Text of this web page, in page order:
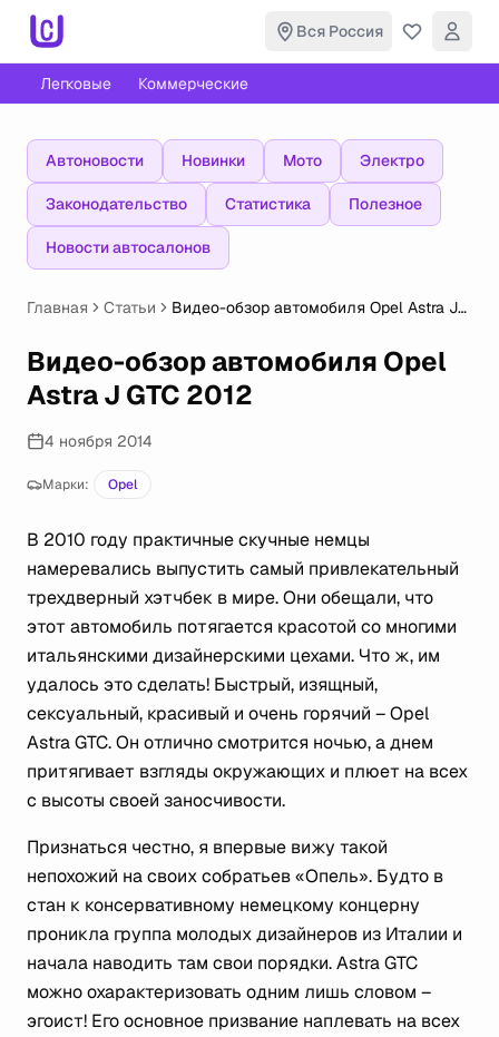
Вся Россия
Легковые Коммерческие
Автоновости Новинки Мото Электро
Законодательство Статистика Полезное
Новости автосалонов
Главная Статьи
Видео-обзор автомобиля Opel Astra J
Видео-обзор автомобиля Opel
Astra J GTC 2012
4 ноября 2014
Марки: Opel
В 2010 году практичные скучные немцы
намеревались выпустить самый привлекательный
трехдверный хэтчбек в мире. Они обещали, что
этот автомобиль потягается красотой со многими
итальянскими дизайнерскими цехами. Что ж, им
удалось это сделать! Быстрый, изящный,
сексуальный, красивый и очень горячий – Opel
Astra GTC. Он отлично смотрится ночью, а днем
притягивает взгляды окружающих и плюет на всех
с высоты своей заносчивости.
Признаться честно, я впервые вижу такой
непохожий на своих собратьев «Опель». Будто в
стан к консервативному немецкому концерну
проникла группа молодых дизайнеров из Италии и
начала наводить там свои порядки. Astra GTC
можно охарактеризовать одним лишь словом –
эгоист! Его основное призвание наплевать на всех